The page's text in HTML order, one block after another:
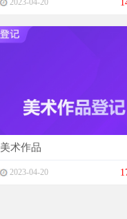
2023-04-20
美术作品
2023-04-20